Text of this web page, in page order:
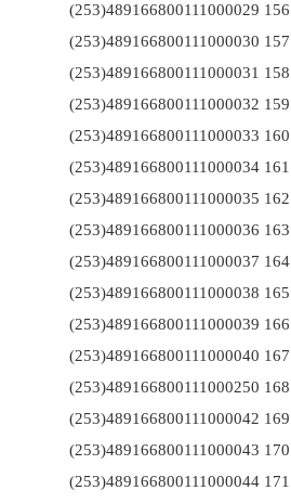
(253)489166800111000029 156
(253)489166800111000030 157
(253)489166800111000031 158
(253)489166800111000032 159
(253)489166800111000033 160
(253)489166800111000034 161
(253)489166800111000035 162
(253)489166800111000036 163
(253)489166800111000037 164
(253)489166800111000038 165
(253)489166800111000039 166
(253)489166800111000040 167
(253)489166800111000250 168
(253)489166800111000042 169
(253)489166800111000043 170
(253)489166800111000044 171